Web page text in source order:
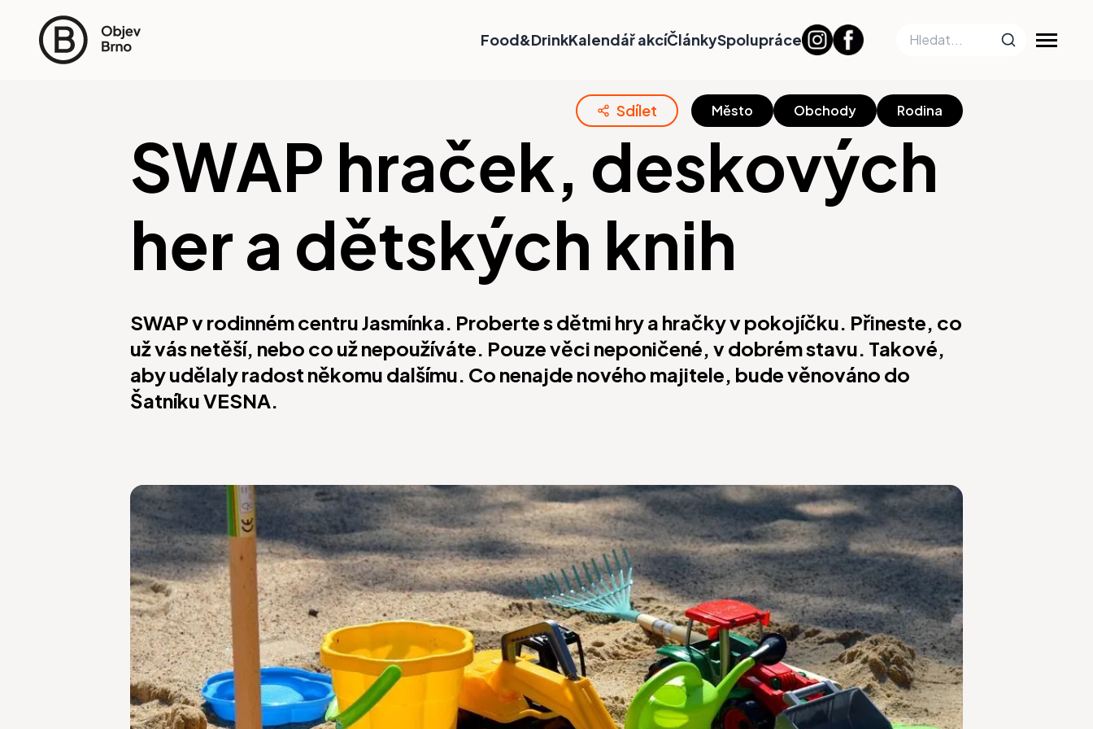
Food&DrinkKalendář akcíČlánkySpolupráce
Sdílet Město Obchody Rodina
SWAP hraček, deskových
her a dětských knih
SWAP v rodinném centru Jasmínka. Proberte s dětmi hry a hračky v pokojíčku. Přineste, co
už vás netěší, nebo co už nepoužíváte. Pouze věci neponičené, v dobrém stavu. Takové,
aby udělaly radost někomu dalšímu. Co nenajde nového majitele, bude věnováno do
Šatníku VESNA.